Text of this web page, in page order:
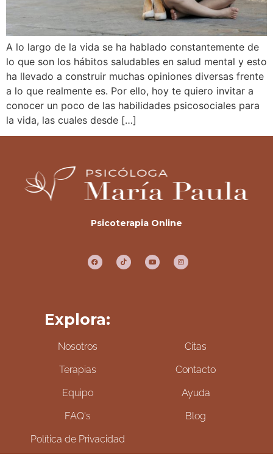
A lo largo de la vida se ha hablado constantemente de
lo que son los hábitos saludables en salud mental y esto
ha llevado a construir muchas opiniones diversas frente
a lo que realmente es. Por ello, hoy te quiero invitar a
conocer un poco de las habilidades psicosociales para
la vida, las cuales desde […]
Psicoterapia Online
Explora:
Nosotros
Terapias
Equipo
FAQ's
Política de Privacidad
Citas
Contacto
Ayuda
Blog